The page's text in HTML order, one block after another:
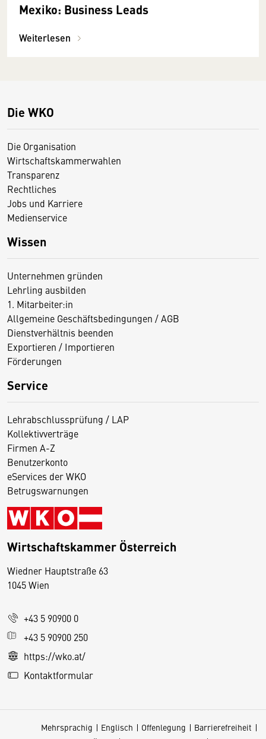
Mexiko: Business Leads
Weiterlesen
Die WKO
Die Organisation
Wirtschaftskammerwahlen
Transparenz
Rechtliches
Jobs und Karriere
Medienservice
Wissen
Unternehmen gründen
Lehrling ausbilden
1. Mitarbeiter:in
Allgemeine Geschäftsbedingungen / AGB
Dienstverhältnis beenden
Exportieren / Importieren
Förderungen
Service
Lehrabschlussprüfung / LAP
Kollektivverträge
Firmen A-Z
Benutzerkonto
eServices der WKO
Betrugswarnungen
Wirtschaftskammer Österreich
Wiedner Hauptstraße 63
1045 Wien
+43 5 90900 0
+43 5 90900 250
https://wko.at/
Kontaktformular
Mehrsprachig Englisch Offenlegung
Barrierefreiheit
D
s
e
S
e